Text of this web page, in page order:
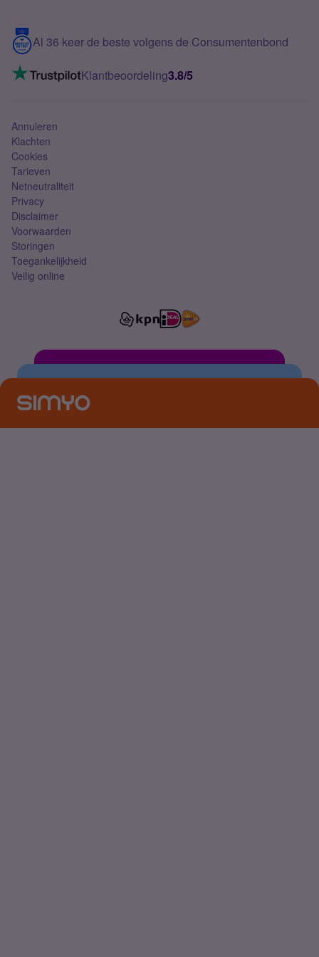
5G internet
Mobiel internet
Mobiel abonnement
Contact
VoLTE 4G bellen
Al 36 keer de beste volgens de Consumentenbond
Klantbeoordeling3.8/5
Annuleren
Klachten
Cookies
Tarieven
Netneutraliteit
Privacy
Disclaimer
Voorwaarden
Storingen
Toegankelijkheid
Veilig online